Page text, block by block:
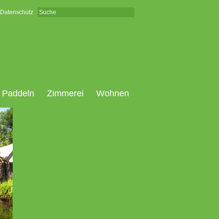
Datenschutz
Wohnen
Zimmerei
Paddeln